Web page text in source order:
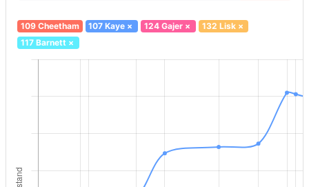
109 Cheetham 107 Kaye × 124 Gajer× 132 Lisk×
117 Barnett×